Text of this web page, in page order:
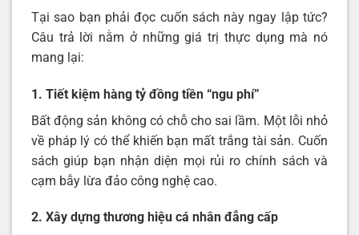
Tại sao bạn phải đọc cuốn sách này ngay lập tức?
Câu trả lời nằm ở những giá trị thực dụng mà nó
mang lại:
1. Tiết kiệm hàng tỷ đồng tiền “ngu phí”
Bất động sản không có chỗ cho sai lầm. Một lỗi nhỏ
về pháp lý có thể khiến bạn mất trắng tài sản. Cuốn
sách giúp bạn nhận diện mọi rủi ro chính sách và
cạm bẫy lừa đảo công nghệ cao.
2. Xây dựng thương hiệu cá nhân đẳng cấp